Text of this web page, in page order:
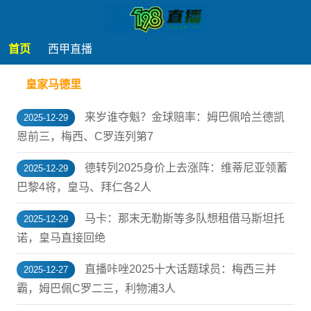
首页 西甲直播
皇家马德里
2025-12-29
来岁谁夺魁？金球赔率：姆巴佩哈兰德凯
恩前三，梅西、C罗连列第7
2025-12-29
德转列2025身价上去涨阵：维蒂尼亚领蓄
巴黎4将，皇马、拜仁各2人
2025-12-29
马卡：那末无勒斯等多队想租借马斯坦托
诺，皇马直接回绝
2025-12-27
直播咔唑2025十大话题球员：梅西三并
霸，姆巴佩C罗二三，利物浦3人